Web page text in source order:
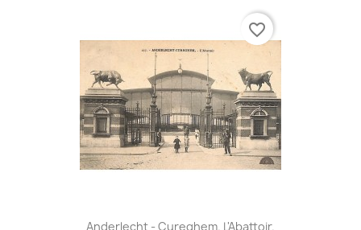
Anderlecht - Cureghem. L'Abattoir.
favorite_border